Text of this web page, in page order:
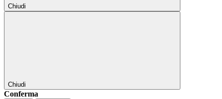
Chiudi
Chiudi
Conferma